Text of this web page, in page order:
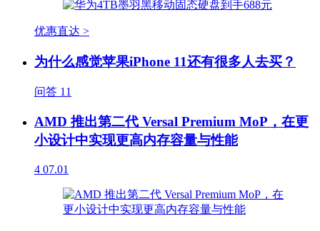
优惠直达 >
为什么感觉苹果iPhone 11还有很多人去买？
问答 11
AMD 推出第二代 Versal Premium MoP，在更
小设计中实现更高内存容量与性能
4 07.01